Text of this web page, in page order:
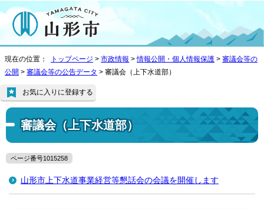
現在の位置： トップページ > 市政情報 >情報公開・個人情報保護 > 審議会等の
公開 > 審議会等の公告データ > 審議会（上下水道部）
審議会（上下水道部）
お気に入りに登録する
ページ番号1015258
山形市上下水道事業経営等懇話会の会議を開催します